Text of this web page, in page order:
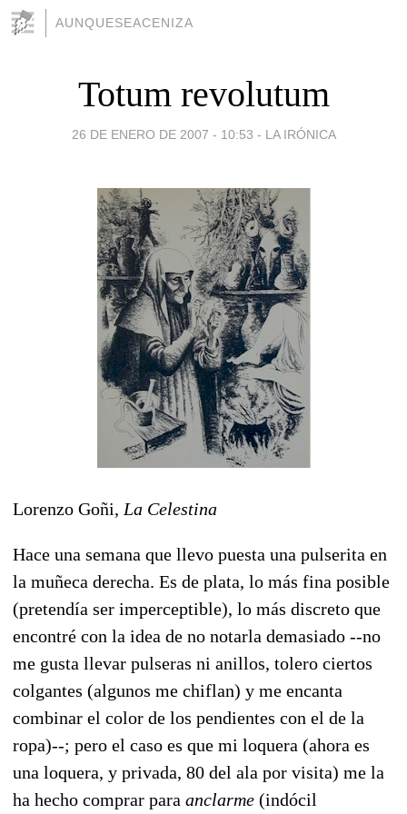
AUNQUESEACENIZA
Totum revolutum
26 DE ENERO DE 2007 - 10:53 - LA IRÓNICA
Lorenzo Goñi, La Celestina
Hace una semana que llevo puesta una pulserita en
la muñeca derecha. Es de plata, lo más fina posible
(pretendía ser imperceptible), lo más discreto que
encontré con la idea de no notarla demasiado --no
me gusta llevar pulseras ni anillos, tolero ciertos
colgantes (algunos me chiflan) y me encanta
combinar el color de los pendientes con el de la
ropa)--; pero el caso es que mi loquera (ahora es
una loquera, y privada, 80 del ala por visita) me la
ha hecho comprar para anclarme (indócil